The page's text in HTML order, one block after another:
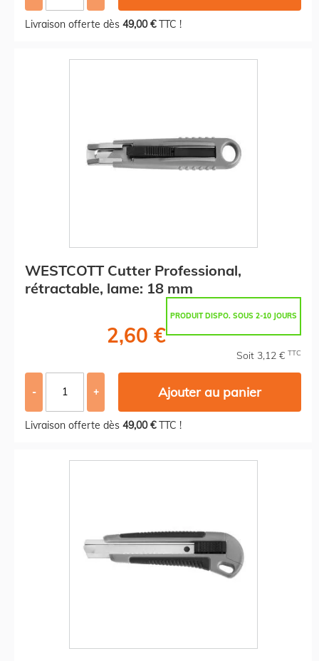
Livraison offerte dès 49,00 €TTC !
WESTCOTT Cutter Professional,
rétractable, lame: 18 mm
PRODUIT DISPO. SOUS 2-10 JOURS
2,60 €
Soit 3,12 € TTC
- + Ajouter au panier
Livraison offerte dès 49,00 €TTC !